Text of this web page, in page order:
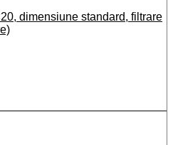
dimensiune standard, filtrare